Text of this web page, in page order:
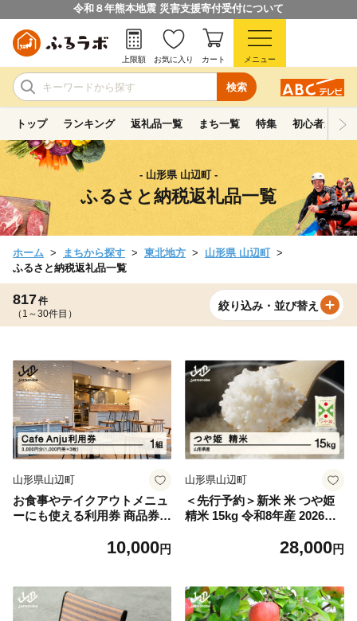
令和８年熊本地震 災害支援寄付受付について
検索
上限額 お気に入り カート メニュー
トップ ランキング 返礼品一覧 まち一覧 特集 初心者ガイド
- 山形県 山辺町 -
ふるさと納税返礼品一覧
ホーム まちから探す 東北地方
山形県 山辺町
ふるさと納税返礼品一覧
817件
（1～30件目）
絞り込み・並び替え
山形県山辺町
お食事やテイクアウトメニュ
ーにも使える利用券 商品券
10,000円
山形県山辺町
＜先行予約＞新米 米 つや姫
精米 15kg 令和8年産 2026年
下旬頃に順次発送 tf-tssxb15-
28,000円